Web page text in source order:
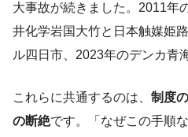
大事故が続きました。2011年
井化学岩国大竹と日本触媒姫
ル四日市、2023年のデンカ青海
これらに共通するのは、 制度
の断絶です。「なぜこの手順